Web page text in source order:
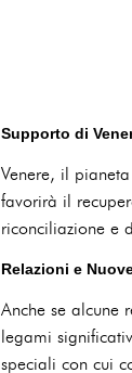
Supporto di
Venere, il
favorirà il
riconciliazione e
Relazioni e
Anche se alcune
legami
speciali con cui